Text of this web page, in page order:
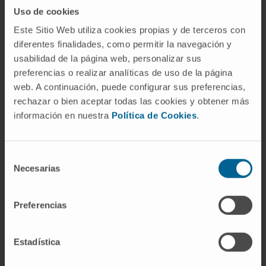
Uso de cookies
Este Sitio Web utiliza cookies propias y de terceros con
diferentes finalidades, como permitir la navegación y
usabilidad de la página web, personalizar sus
preferencias o realizar analíticas de uso de la página
web. A continuación, puede configurar sus preferencias,
rechazar o bien aceptar todas las cookies y obtener más
información en nuestra Política de Cookies.
Necesarias
Preferencias
Estadística
Referencias
Real Academia Española.Acanto-, -
acanto. Diccionario de la lengua
española.
Real Academia Española.
Diccionario de la lengua española.
Cortés Gabaudan F, Ureña Bracero J.
etimológico (Universidad de Salamanca).
Chorea-acanthocytosis.
MedlinePlus Genetics
Entradas relacionadas en el